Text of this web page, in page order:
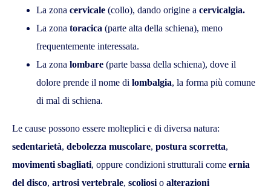
La zona cervicale (collo), dando origine a cervicalgia.
La zona toracica (parte alta della schiena), meno
frequentemente interessata.
La zona lombare (parte bassa della schiena), dove il
dolore prende il nome di lombalgia, la forma più comune
di mal di schiena.
Le cause possono essere molteplici e di diversa natura:
sedentarietà, debolezza muscolare, postura scorretta,
movimenti sbagliati, oppure condizioni strutturali come ernia
del disco, artrosi vertebrale, scoliosi o alterazioni